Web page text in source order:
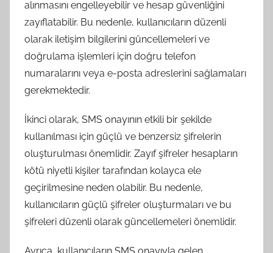
alınmasını engelleyebilir ve hesap güvenliğini
zayıflatabilir. Bu nedenle, kullanıcıların düzenli
olarak iletişim bilgilerini güncellemeleri ve
doğrulama işlemleri için doğru telefon
numaralarını veya e-posta adreslerini sağlamaları
gerekmektedir.
İkinci olarak, SMS onayının etkili bir şekilde
kullanılması için güçlü ve benzersiz şifrelerin
oluşturulması önemlidir. Zayıf şifreler hesapların
kötü niyetli kişiler tarafından kolayca ele
geçirilmesine neden olabilir. Bu nedenle,
kullanıcıların güçlü şifreler oluşturmaları ve bu
şifreleri düzenli olarak güncellemeleri önemlidir.